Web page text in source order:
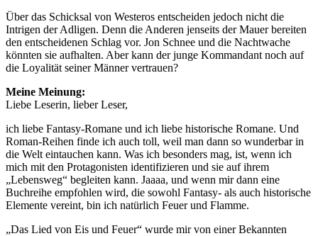
Über das Schicksal von Westeros entscheiden jedoch nicht die
Intrigen der Adligen. Denn die Anderen jenseits der Mauer bereiten
den entscheidenen Schlag vor. Jon Schnee und die Nachtwache
könnten sie aufhalten. Aber kann der junge Kommandant noch auf
die Loyalität seiner Männer vertrauen?
Meine Meinung:
Liebe Leserin, lieber Leser,
ich liebe Fantasy-Romane und ich liebe historische Romane. Und
Roman-Reihen finde ich auch toll, weil man dann so wunderbar in
die Welt eintauchen kann. Was ich besonders mag, ist, wenn ich
mich mit den Protagonisten identifizieren und sie auf ihrem
„Lebensweg“ begleiten kann. Jaaaa, und wenn mir dann eine
Buchreihe empfohlen wird, die sowohl Fantasy- als auch historische
Elemente vereint, bin ich natürlich Feuer und Flamme.
„Das Lied von Eis und Feuer“ wurde mir von einer Bekannten